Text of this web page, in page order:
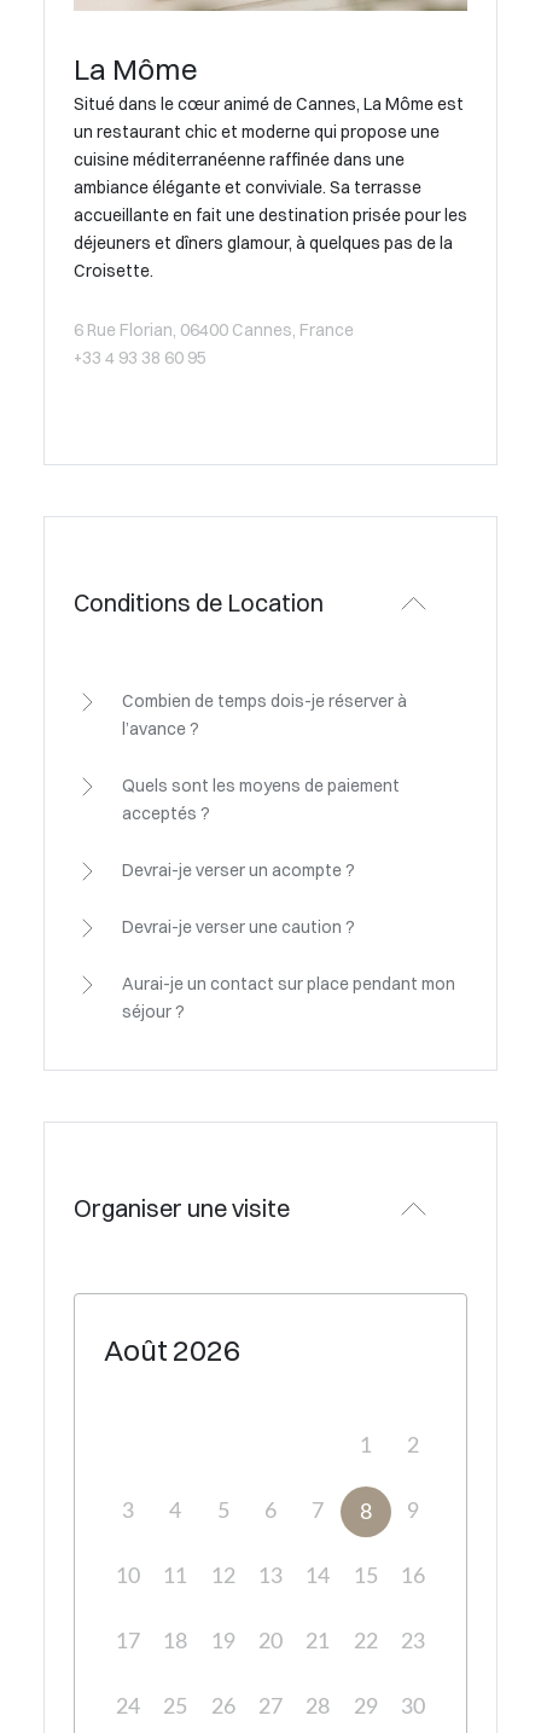
La Môme
Situé dans le cœur animé de Cannes, La Môme est
un restaurant chic et moderne qui propose une
cuisine méditerranéenne raffinée dans une
ambiance élégante et conviviale. Sa terrasse
accueillante en fait une destination prisée pour les
déjeuners et dîners glamour, à quelques pas de la
Croisette.
6 Rue Florian, 06400 Cannes, France
+33 4 93 38 60 95
Conditions de Location
Combien de temps dois-je réserver à
l’avance ?
Quels sont les moyens de paiement
acceptés ?
Devrai-je verser un acompte ?
Devrai-je verser une caution ?
Aurai-je un contact sur place pendant mon
séjour ?
Organiser une visite
Août 2026
1 2
3 4 5 6 7 8 9
10 11 12 13 14 15 16
17 18 19 20 21 22 23
24 25 26 27 28 29 30